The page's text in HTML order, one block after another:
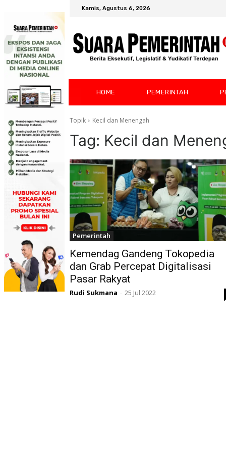
Kamis, Agustus 6, 2026
HOME PEMERINTAH
Topik Kecil dan Menengah
Tag: Kecil dan
Pemerintah
Kemendag Gandeng Tokopedia
dan Grab Percepat Digitalisasi
Pasar Rakyat
Rudi Sukmana - 25 Jul 2022